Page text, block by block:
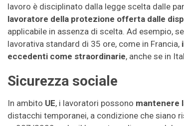
lavoro è disciplinato dalla legge scelta dalle
lavoratore della protezione offerta dalle
applicabile in assenza di scelta. Ad esempio,
lavorativa standard di 35 ore, come in Francia,
eccedenti come straordinarie, anche se in
Sicurezza sociale
In ambito UE, i lavoratori possono mantenere
distacchi temporanei, a condizione che siano